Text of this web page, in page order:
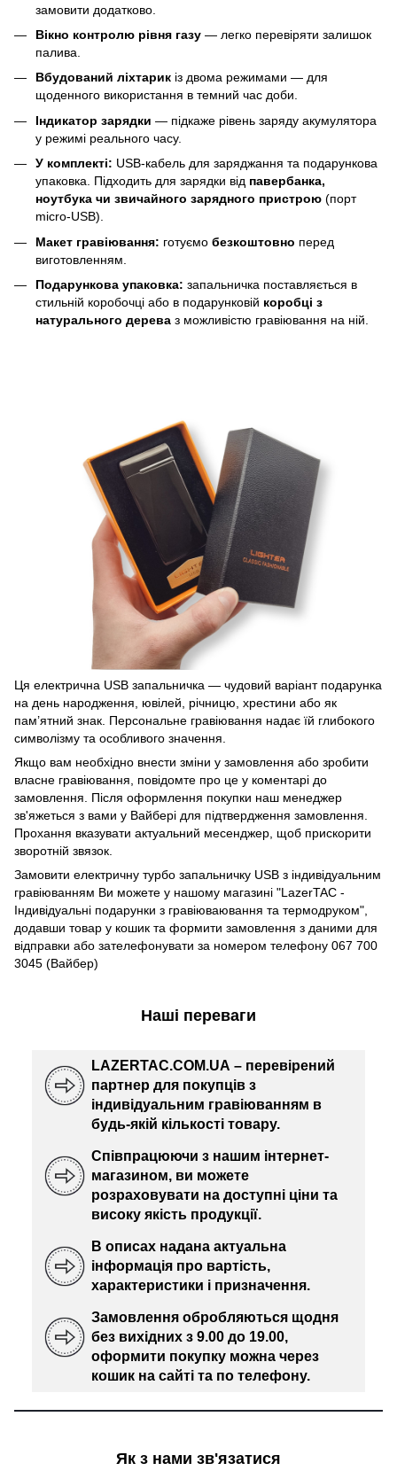
замовити додатково.
Вікно контролю рівня газу — легко перевіряти залишок
палива.
Вбудований ліхтарик із двома режимами — для
щоденного використання в темний час доби.
Індикатор зарядки — підкаже рівень заряду акумулятора
у режимі реального часу.
У комплекті: USB-кабель для заряджання та подарункова
упаковка. Підходить для зарядки від павербанка,
ноутбука чи звичайного зарядного пристрою (порт
micro-USB).
Макет гравіювання: готуємо безкоштовно перед
виготовленням.
Подарункова упаковка: запальничка поставляється в
стильній коробочці або в подарунковій коробці з
натурального дерева з можливістю гравіювання на ній.
Ця електрична USB запальничка — чудовий варіант подарунка
на день народження, ювілей, річницю, хрестини або як
пам’ятний знак. Персональне гравіювання надає їй глибокого
символізму та особливого значення.
Якщо вам необхідно внести зміни у замовлення або зробити
власне гравіювання, повідомте про це у коментарі до
замовлення. Після оформлення покупки наш менеджер
зв'яжеться з вами у Вайбері для підтвердження замовлення.
Прохання вказувати актуальний месенджер, щоб прискорити
зворотній звязок.
Замовити електричну турбо запальничку USB з індивідуальним
гравіюванням Ви можете у нашому магазині "LazerTAC -
Індивідуальні подарунки з гравіюваювання та термодруком",
додавши товар у кошик та формити замовлення з даними для
відправки або зателефонувати за номером телефону 067 700
3045 (Вайбер)
Наші переваги
LAZERTAC.COM.UA – перевірений
партнер для покупців з
індивідуальним гравіюванням в
будь-якій кількості товару.
Співпрацюючи з нашим інтернет-
магазином, ви можете
розраховувати на доступні ціни та
високу якість продукції.
В описах надана актуальна
інформація про вартість,
характеристики і призначення.
Замовлення обробляються щодня
без вихідних з 9.00 до 19.00,
оформити покупку можна через
кошик на сайті та по телефону.
Як з нами зв'язатися